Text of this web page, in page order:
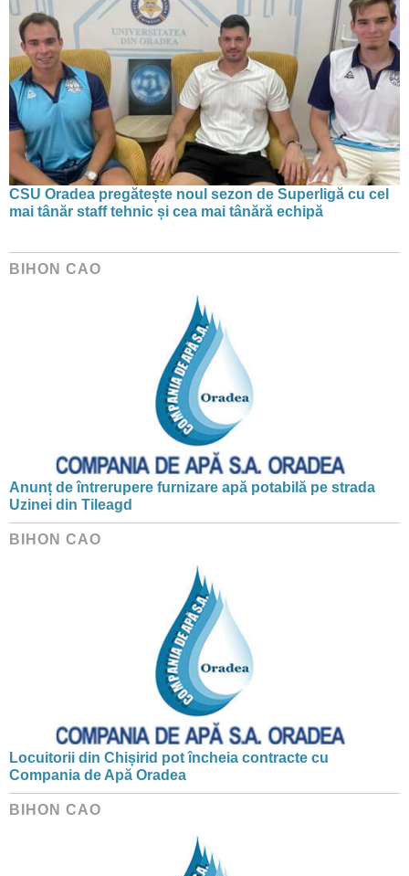
CSU Oradea pregătește noul sezon de Superligă cu cel
mai tânăr staff tehnic și cea mai tânără echipă
BIHON CAO
Anunț de întrerupere furnizare apă potabilă pe strada
Uzinei din Tileagd
BIHON CAO
Locuitorii din Chișirid pot încheia contracte cu
Compania de Apă Oradea
BIHON CAO